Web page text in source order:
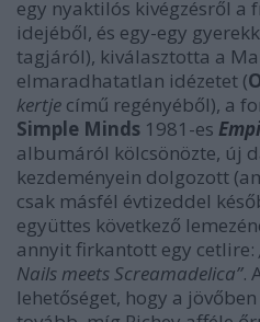
egy nyaktilós kivégzésről
idejéből, és egy-egy
tagjáról), kiválasztotta a
elmaradhatatlan idézetet (
kertje című regényéből), a
Simple Minds 1981-es
albumáról kölcsönözte, új
kezdeményein dolgozott
csak másfél évtizeddel
együttes következő
annyit firkantott egy cetlire:
Nails meets Screamadelica”.
lehetőséget, hogy a